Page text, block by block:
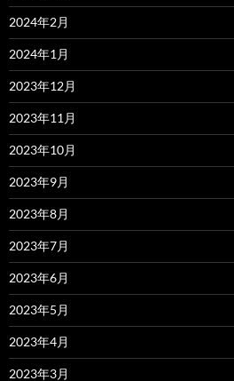
2024年2月
2024年1月
2023年12月
2023年11月
2023年10月
2023年9月
2023年8月
2023年7月
2023年6月
2023年5月
2023年4月
2023年3月